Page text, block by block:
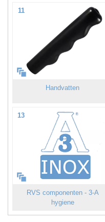
11
Handvatten
13
RVS componenten - 3-A
hygiene